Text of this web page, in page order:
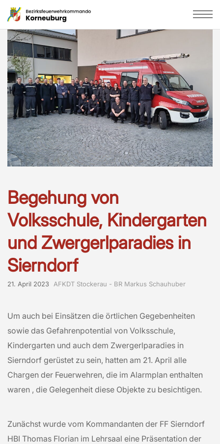
Begehung von
Volksschule, Kindergarten
und Zwergerlparadies in
Sierndorf
21. April 2023 AFKDT Stockerau - BR Markus Schauhuber
Um auch bei Einsätzen die örtlichen Gegebenheiten
sowie das Gefahrenpotential von Volksschule,
Kindergarten und auch dem Zwergerlparadies in
Sierndorf gerüstet zu sein, hatten am 21. April alle
Chargen der Feuerwehren, die im Alarmplan enthalten
waren , die Gelegenheit diese Objekte zu besichtigen.
Zunächst wurde vom Kommandanten der FF Sierndorf
HBI Thomas Florian im Lehrsaal eine Präsentation der